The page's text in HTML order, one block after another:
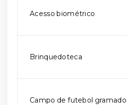
Acesso biométrico
Brinquedoteca
Campo de futebol gramado